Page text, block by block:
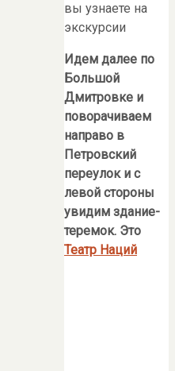
вы узнаете на
экскурсии
Идем далее по
Большой
Дмитровке и
поворачиваем
направо в
Петровский
переулок и с
левой стороны
увидим здание-
теремок. Это
Театр Наций